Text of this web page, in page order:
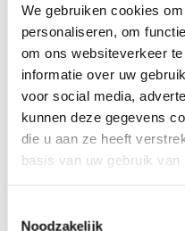
We gebruiken cookies
personaliseren, om
om ons websiteverkeer
informatie over uw
voor social media,
kunnen deze gegevens
die u aan ze heeft
basis van uw gebruik van
Noodzakelijk
Product categorieën
Diagnostiek
Overig